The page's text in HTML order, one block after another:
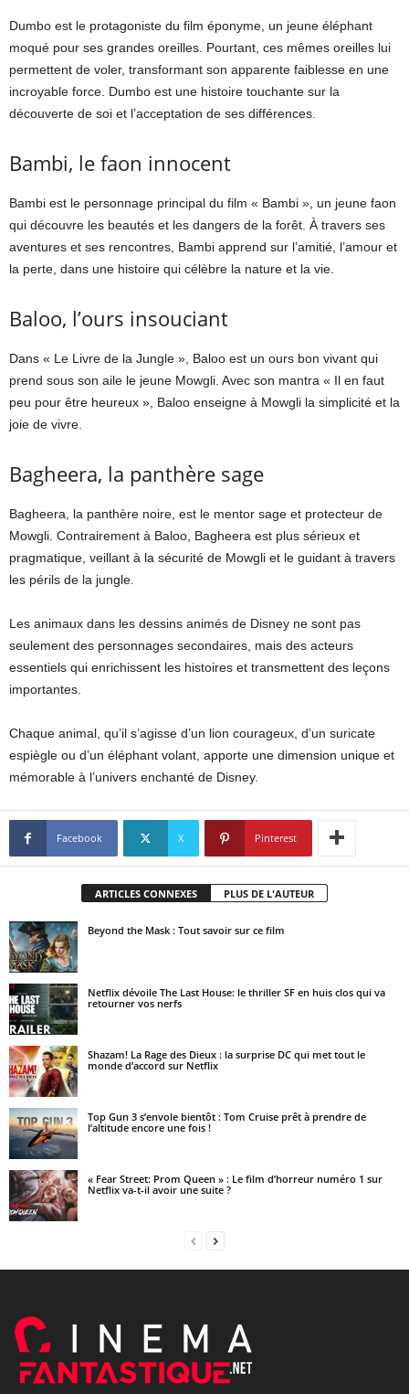
Dumbo est le protagoniste du film éponyme, un jeune éléphant
moqué pour ses grandes oreilles. Pourtant, ces mêmes oreilles lui
permettent de voler, transformant son apparente faiblesse en une
incroyable force. Dumbo est une histoire touchante sur la
découverte de soi et l’acceptation de ses différences.
Bambi, le faon innocent
Bambi est le personnage principal du film « Bambi », un jeune faon
qui découvre les beautés et les dangers de la forêt. À travers ses
aventures et ses rencontres, Bambi apprend sur l’amitié, l’amour et
la perte, dans une histoire qui célèbre la nature et la vie.
Baloo, l’ours insouciant
Dans « Le Livre de la Jungle », Baloo est un ours bon vivant qui
prend sous son aile le jeune Mowgli. Avec son mantra « Il en faut
peu pour être heureux », Baloo enseigne à Mowgli la simplicité et la
joie de vivre.
Bagheera, la panthère sage
Bagheera, la panthère noire, est le mentor sage et protecteur de
Mowgli. Contrairement à Baloo, Bagheera est plus sérieux et
pragmatique, veillant à la sécurité de Mowgli et le guidant à travers
les périls de la jungle.
Les animaux dans les dessins animés de Disney ne sont pas
seulement des personnages secondaires, mais des acteurs
essentiels qui enrichissent les histoires et transmettent des leçons
importantes.
Chaque animal, qu’il s’agisse d’un lion courageux, d’un suricate
espiègle ou d’un éléphant volant, apporte une dimension unique et
mémorable à l’univers enchanté de Disney.
Facebook X Pinterest
ARTICLES CONNEXES PLUS DE L'AUTEUR
Beyond the Mask : Tout savoir sur ce film
Netflix dévoile The Last House: le thriller SF en huis clos qui va
retourner vos nerfs
Shazam! La Rage des Dieux : la surprise DC qui met tout le
monde d’accord sur Netflix
Top Gun 3 s’envole bientôt : Tom Cruise prêt à prendre de
l’altitude encore une fois !
« Fear Street: Prom Queen » : Le film d’horreur numéro 1 sur
Netflix va-t-il avoir une suite ?